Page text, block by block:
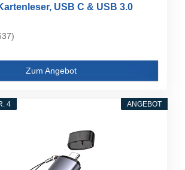
USB C & USB 3.0
Zum Angebot
ANGEBOT
4